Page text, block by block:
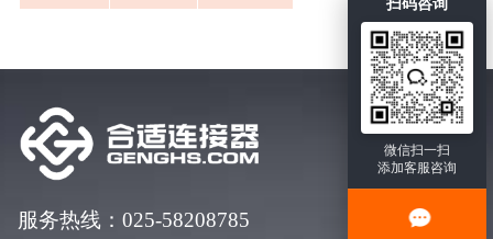
扫码咨询
微信扫一扫
添加客服咨询
服务热线：025-58208785